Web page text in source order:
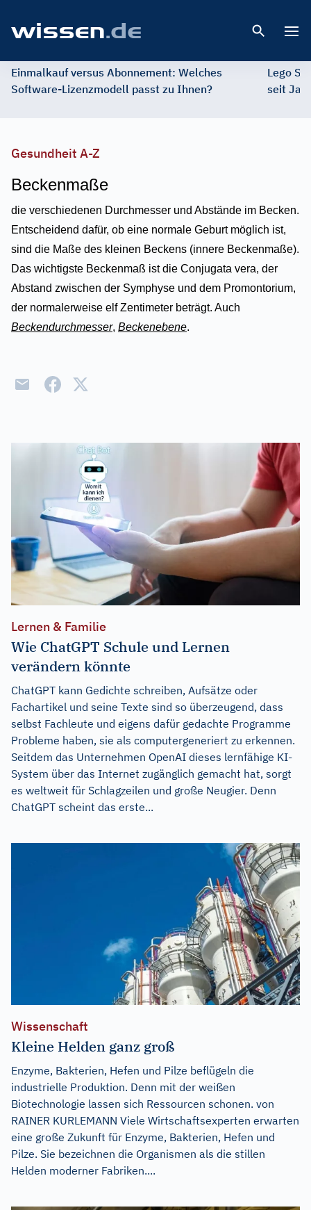
Einmalkauf versus Abonnement: Welches
Software-Lizenzmodell passt zu Ihnen?
Lego
seit
Gesundheit A-Z
Beckenmaße
die verschiedenen Durchmesser und Abstände im Becken.
Entscheidend dafür, ob eine normale Geburt möglich ist,
sind die Maße des kleinen Beckens (innere Beckenmaße).
Das wichtigste Beckenmaß ist die Conjugata vera, der
Abstand zwischen der Symphyse und dem Promontorium,
der normalerweise elf Zentimeter beträgt. Auch
Beckendurchmesser, Beckenebene.
Lernen & Familie
Wie ChatGPT Schule und Lernen
verändern könnte
ChatGPT kann Gedichte schreiben, Aufsätze oder
Fachartikel und seine Texte sind so überzeugend, dass
selbst Fachleute und eigens dafür gedachte Programme
Probleme haben, sie als computergeneriert zu erkennen.
Seitdem das Unternehmen OpenAI dieses lernfähige KI-
System über das Internet zugänglich gemacht hat, sorgt
es weltweit für Schlagzeilen und große Neugier. Denn
ChatGPT scheint das erste...
Wissenschaft
Kleine Helden ganz groß
Enzyme, Bakterien, Hefen und Pilze beflügeln die
industrielle Produktion. Denn mit der weißen
Biotechnologie lassen sich Ressourcen schonen. von
RAINER KURLEMANN Viele Wirtschaftsexperten erwarten
eine große Zukunft für Enzyme, Bakterien, Hefen und
Pilze. Sie bezeichnen die Organismen als die stillen
Helden moderner Fabriken....